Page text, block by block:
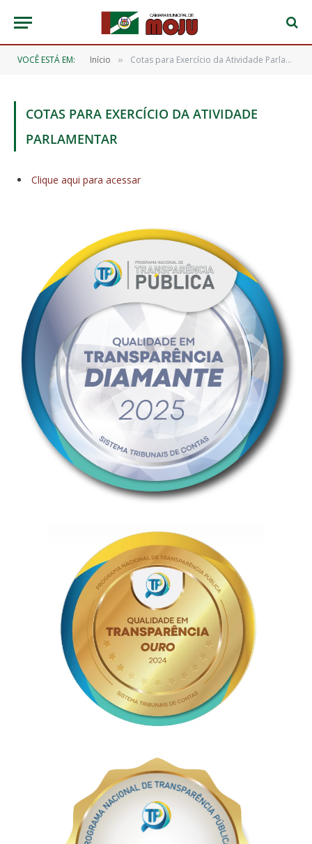
VOCÊ ESTÁ EM: Início » Cotas para Exercício da Atividade Parlamentar
COTAS PARA EXERCÍCIO DA ATIVIDADE
PARLAMENTAR
Clique aqui para acessar